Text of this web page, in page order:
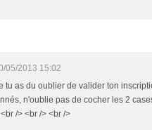
05/2013 15:02
tu as du oublier de valider ton
n'oublie pas de cocher les 2
/> <br /> <br />